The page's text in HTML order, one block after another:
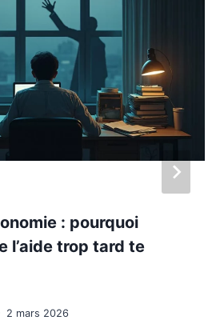
: pourquoi
l’aide trop tard te
2 mars 2026